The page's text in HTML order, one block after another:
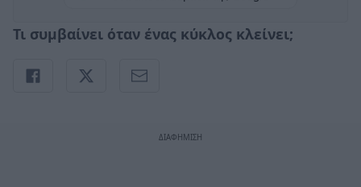
Τι συμβαίνει όταν ένας κύκλος κλείνει;